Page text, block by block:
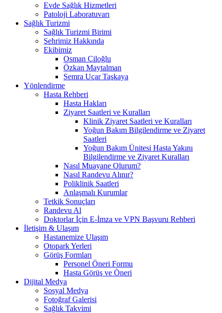
Evde Sağlık Hizmetleri
Patoloji Laboratuvarı
Sağlık Turizmi
Sağlık Turizmi Birimi
Şehrimiz Hakkında
Ekibimiz
Osman Çiloğlu
Özkan Maytalman
Semra Uçar Taşkaya
Yönlendirme
Hasta Rehberi
Hasta Hakları
Ziyaret Saatleri ve Kuralları
Klinik Ziyaret Saatleri ve Kuralları
Yoğun Bakım Bilgilendirme ve Ziyaret
Saatleri
Yoğun Bakım Ünitesi Hasta Yakını
Bilgilendirme ve Ziyaret Kuralları
Nasıl Muayane Olurum?
Nasıl Randevu Alınır?
Poliklinik Saatleri
Anlaşmalı Kurumlar
Tetkik Sonuçları
Randevu Al
Doktorlar İçin E-İmza ve VPN Başvuru Rehberi
İletişim & Ulaşım
Hastanemize Ulaşım
Otopark Yerleri
Görüş Formları
Personel Öneri Formu
Hasta Görüş ve Öneri
Dijital Medya
Sosyal Medya
Fotoğraf Galerisi
Sağlık Takvimi